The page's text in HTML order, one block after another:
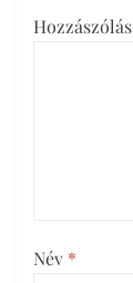
Hozzászólás
Név *